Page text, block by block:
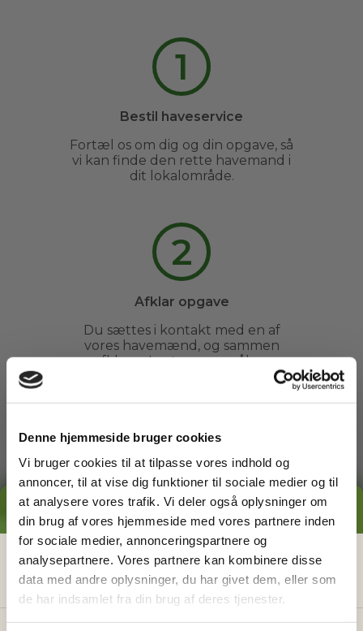
Denne hjemmeside bruger cookies
Vi bruger cookies til at tilpasse vores indhold og
annoncer, til at vise dig funktioner til sociale medier og til
at analysere vores trafik. Vi deler også oplysninger om
din brug af vores hjemmeside med vores partnere inden
for sociale medier, annonceringspartnere og
analysepartnere. Vores partnere kan kombinere disse
data med andre oplysninger, du har givet dem, eller som
de har indsamlet fra din brug af deres tjenester.
1
Bestil haveservice
Fortæl os om dig og din opgave, så
vi kan finde den rette havemand i
dit lokalområde.
2
Afklar opgave
Du sættes i kontakt med en af
vores havemænd, og sammen
afklarer I evt. spørgsmål og
3
Arbejdet udføres
Du kan slappe af, mens din
havemand ordner din have. Du
behøver ikke engang være
hjemme.
GRATIS PRISESTIMAT
Hvad koster detegentligat få
hjælp i haven?
Få vores prisguide med faste timepriser, eksempler